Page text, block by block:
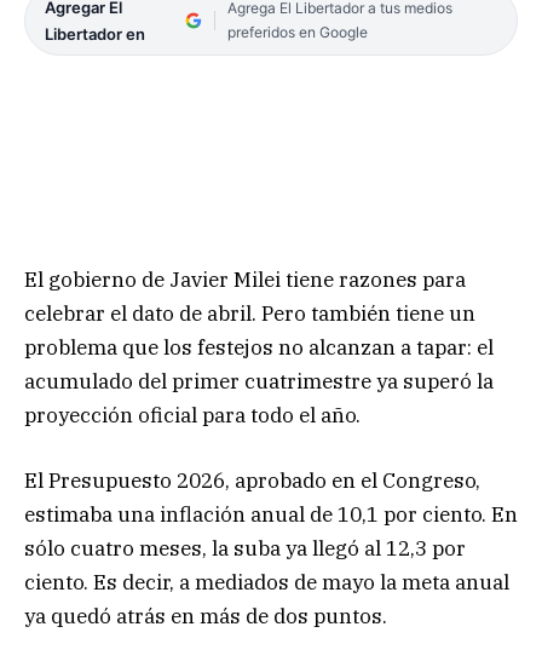
Agregar El
Libertador en
Agrega El Libertador a tus medios
preferidos en Google
El gobierno de Javier Milei tiene razones para
celebrar el dato de abril. Pero también tiene un
problema que los festejos no alcanzan a tapar: el
acumulado del primer cuatrimestre ya superó la
proyección oficial para todo el año.
El Presupuesto 2026, aprobado en el Congreso,
estimaba una inflación anual de 10,1 por ciento. En
sólo cuatro meses, la suba ya llegó al 12,3 por
ciento. Es decir, a mediados de mayo la meta anual
ya quedó atrás en más de dos puntos.